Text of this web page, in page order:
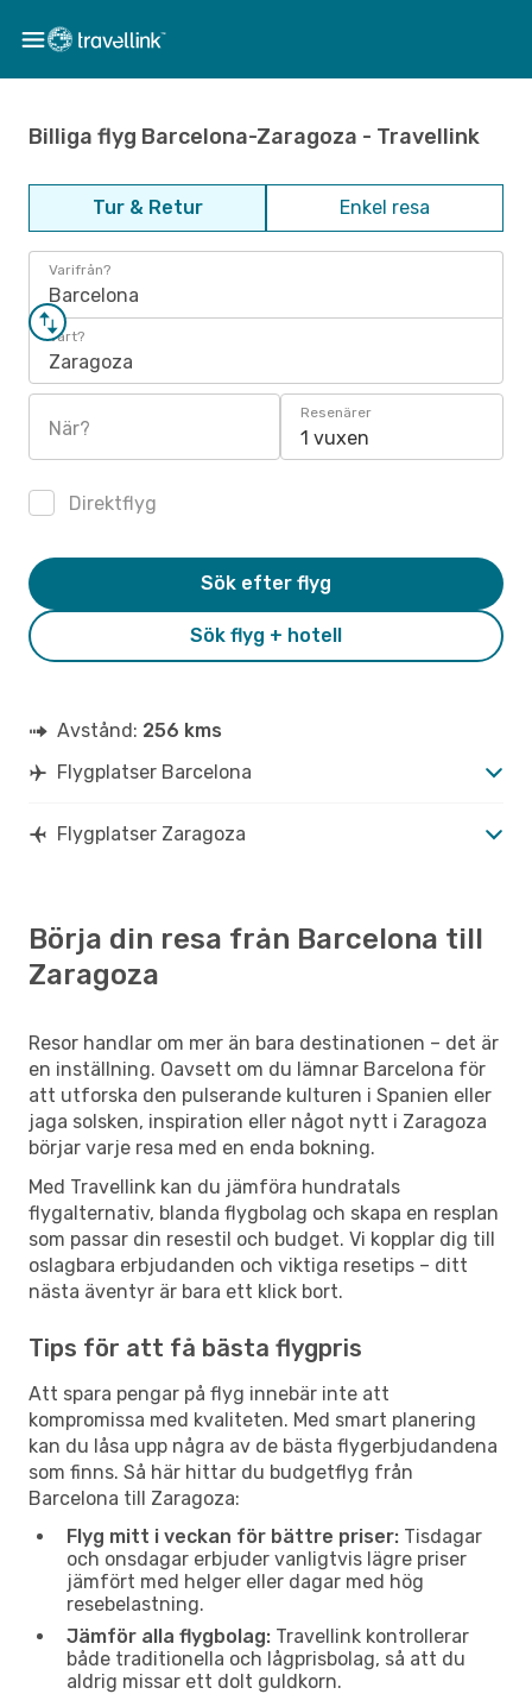
Billiga flyg Barcelona-Zaragoza - Travellink
Tur & Retur Enkel resa
Varifrån?
Barcelona
Vart?
Zaragoza
När?
Resenärer
1 vuxen
Direktflyg
Sök flyg + hotell
Sök efter flyg
Avstånd: 256 kms
Flygplatser Barcelona
Flygplatser Zaragoza
Börja din resa från Barcelona till
Zaragoza
Resor handlar om mer än bara destinationen – det är
en inställning. Oavsett om du lämnar Barcelona för
att utforska den pulserande kulturen i Spanien eller
jaga solsken, inspiration eller något nytt i Zaragoza
börjar varje resa med en enda bokning.
Med Travellink kan du jämföra hundratals
flygalternativ, blanda flygbolag och skapa en resplan
som passar din resestil och budget. Vi kopplar dig till
oslagbara erbjudanden och viktiga resetips – ditt
nästa äventyr är bara ett klick bort.
Tips för att få bästa flygpris
Att spara pengar på flyg innebär inte att
kompromissa med kvaliteten. Med smart planering
kan du låsa upp några av de bästa flygerbjudandena
som finns. Så här hittar du budgetflyg från
Barcelona till Zaragoza:
Flyg mitt i veckan för bättre priser: Tisdagar
och onsdagar erbjuder vanligtvis lägre priser
jämfört med helger eller dagar med hög
resebelastning.
Jämför alla flygbolag: Travellink kontrollerar
både traditionella och lågprisbolag, så att du
aldrig missar ett dolt guldkorn.